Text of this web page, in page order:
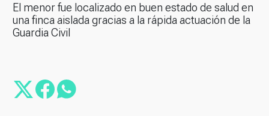
El menor fue localizado en buen estado de salud en
una finca aislada gracias a la rápida actuación de la
Guardia Civil